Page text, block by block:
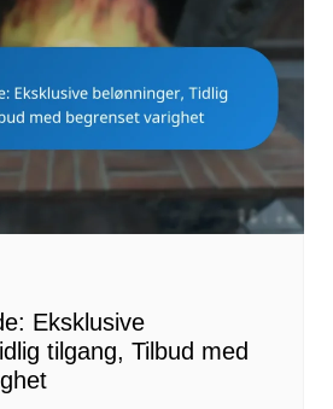
Eksklusive
tilgang, Tilbud med